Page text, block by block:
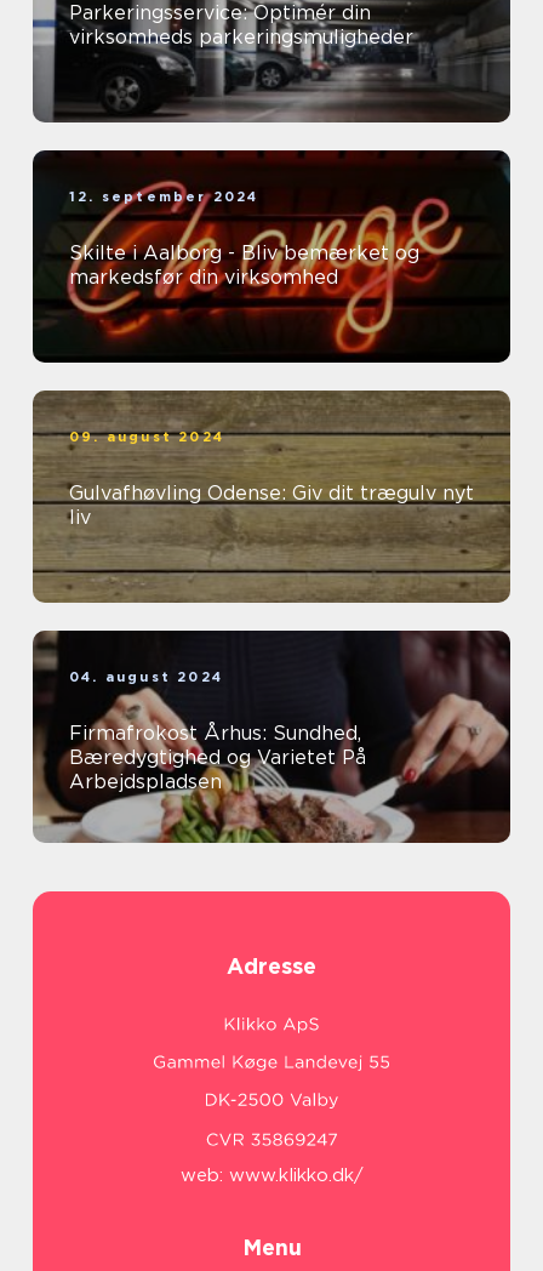
Parkeringsservice: Optimér din
virksomheds parkeringsmuligheder
12. september 2024
Skilte i Aalborg - Bliv bemærket og
markedsfør din virksomhed
09. august 2024
Gulvafhøvling Odense: Giv dit trægulv nyt
liv
04. august 2024
Firmafrokost Århus: Sundhed,
Bæredygtighed og Varietet På
Arbejdspladsen
Adresse
web: www.klikko.dk/
Menu